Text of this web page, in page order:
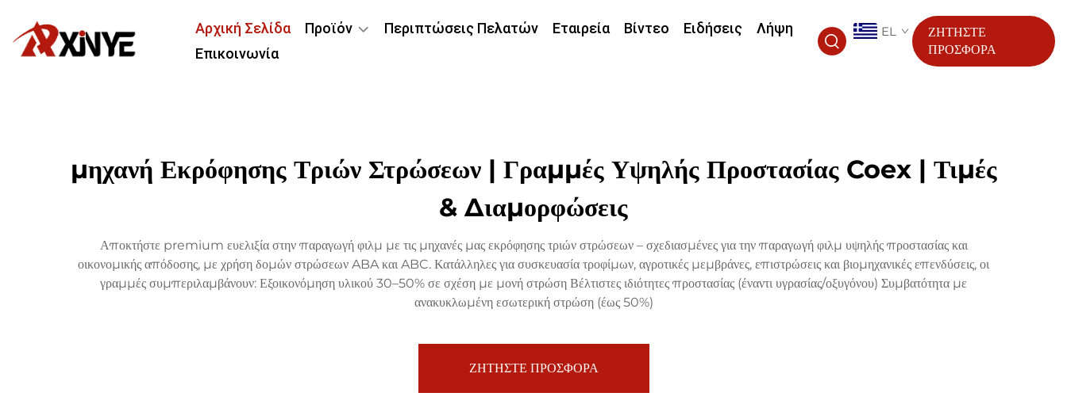
Αρχική Σελίδα Προϊόν Περιπτώσεις Πελατών Εταιρεία Βίντεο Ειδήσεις
Λήψη
Επικοινωνία
EL
ΖΗΤΗΣΤΕ
ΠΡΟΣΦΟΡΑ
μηχανή Εκρόφησης Τριών Στρώσεων | Γραμμές Υψηλής Προστασίας Coex | Τιμές
& Διαμορφώσεις
Αποκτήστε premium ευελιξία στην παραγωγή φιλμ με τις μηχανές μας εκρόφησης τριών στρώσεων – σχεδιασμένες για την παραγωγή φιλμ υψηλής προστασίας και
οικονομικής απόδοσης, με χρήση δομών στρώσεων ABA και ABC. Κατάλληλες για συσκευασία τροφίμων, αγροτικές μεμβράνες, επιστρώσεις και βιομηχανικές επενδύσεις, οι
γραμμές συμπεριλαμβάνουν: Εξοικονόμηση υλικού 30–50% σε σχέση με μονή στρώση Βέλτιστες ιδιότητες προστασίας (έναντι υγρασίας/οξυγόνου) Συμβατότητα με
ανακυκλωμένη εσωτερική στρώση (έως 50%)
ΖΗΤΗΣΤΕ ΠΡΟΣΦΟΡΑ